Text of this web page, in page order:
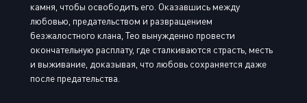
камня, чтобы освободить его. Оказавшись между
любовью, предательством и развращением
безжалостного клана, Тео вынужденно провести
окончательную расплату, где сталкиваются страсть, месть
и выживание, доказывая, что любовь сохраняется даже
после предательства.